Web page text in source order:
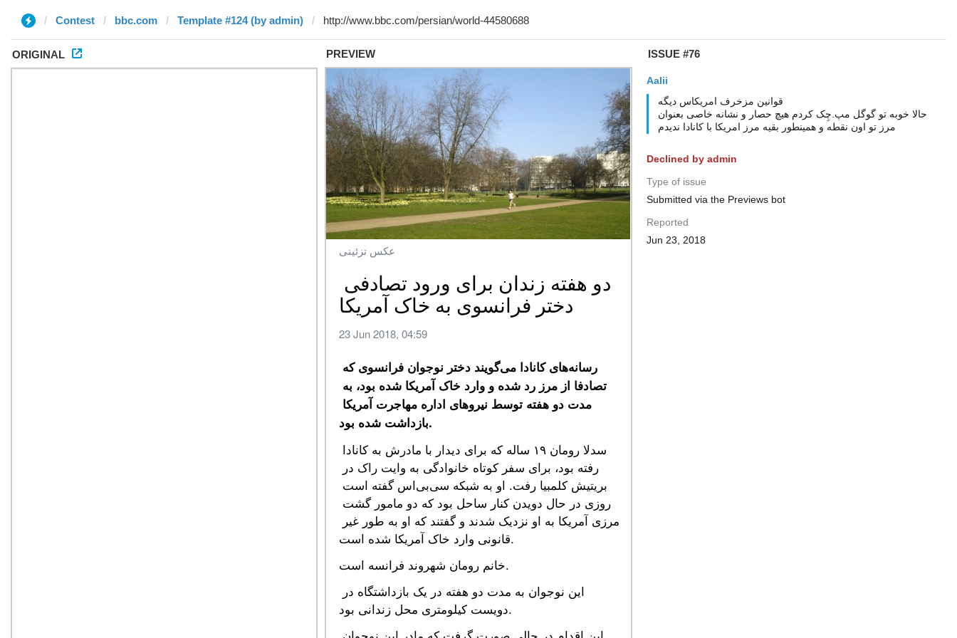
Contest bbc.com Template #124 (by admin)
ORIGINAL PREVIEW ISSUE #76
Aalii
قوانین مزخرف امریکاس دیگه
حالا خوبه تو گوگل مپ.چِک کردم هیچ حصار و نشانه خاصی بعنوان
مرز تو اون نقطه و همینطور بقیه مرز امریکا با کانادا ندیدم
Declined by admin
Type of issue
Submitted via the Previews bot
Reported
Jun 23, 2018